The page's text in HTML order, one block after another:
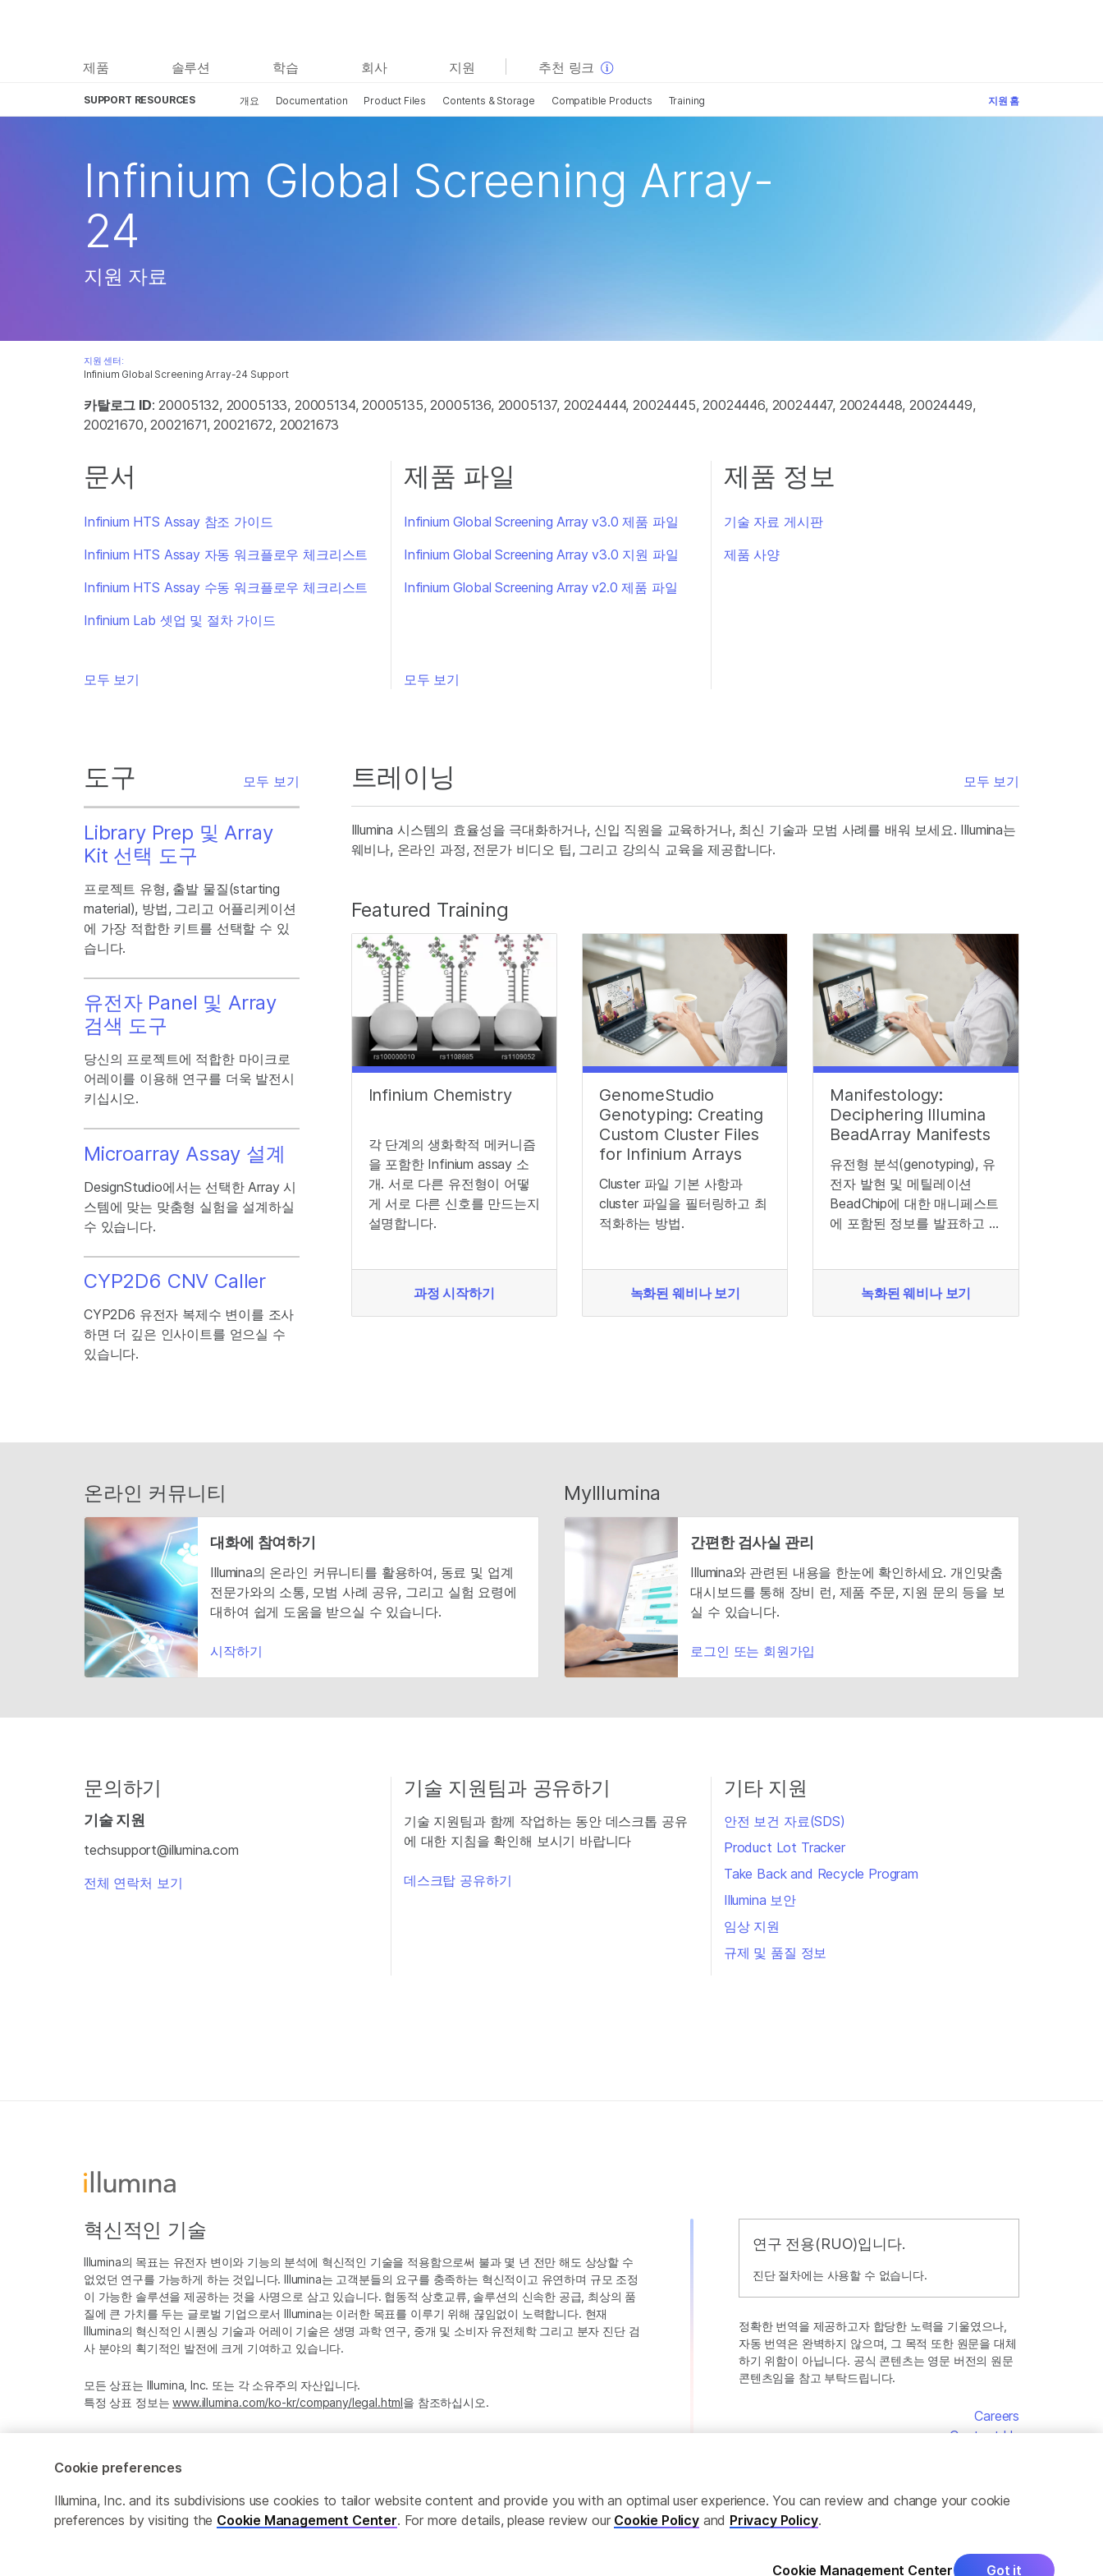
제품 솔루션 학습 회사 지원 추천 링크
SUPPORT RESOURCES 개요 Documentation Product Files Contents & Storage Compatible Products Training 지원 홈
Infinium Global Screening Array-24 Support
Infinium Global Screening Array-
24
지원 자료
지원 센터:
카탈로그 ID: 20005132, 20005133, 20005134, 20005135, 20005136, 20005137, 20024444, 20024445, 20024446, 20024447, 20024448, 20024449,
20021670, 20021671, 20021672, 20021673
문서
Infinium HTS Assay 참조 가이드
Infinium HTS Assay 자동 워크플로우 체크리스트
Infinium HTS Assay 수동 워크플로우 체크리스트
Infinium Lab 셋업 및 절차 가이드
모두 보기
제품 파일
Infinium Global Screening Array v3.0 제품 파일
Infinium Global Screening Array v3.0 지원 파일
Infinium Global Screening Array v2.0 제품 파일
모두 보기
제품 정보
기술 자료 게시판
제품 사양
도구 모두 보기
Library Prep 및 Array
Kit 선택 도구
프로젝트 유형, 출발 물질(starting
material), 방법, 그리고 어플리케이션
에 가장 적합한 키트를 선택할 수 있
습니다.
유전자 Panel 및 Array
검색 도구
당신의 프로젝트에 적합한 마이크로
어레이를 이용해 연구를 더욱 발전시
키십시오.
Microarray Assay 설계
DesignStudio에서는 선택한 Array 시
스템에 맞는 맞춤형 실험을 설계하실
수 있습니다.
CYP2D6 CNV Caller
CYP2D6 유전자 복제수 변이를 조사
하면 더 깊은 인사이트를 얻으실 수
있습니다.
트레이닝 모두 보기
Illumina 시스템의 효율성을 극대화하거나, 신입 직원을 교육하거나, 최신 기술과 모범 사례를 배워 보세요. Illumina는
웨비나, 온라인 과정, 전문가 비디오 팁, 그리고 강의식 교육을 제공합니다.
Featured Training
Infinium Chemistry
각 단계의 생화학적 메커니즘
을 포함한 Infinium assay 소
개. 서로 다른 유전형이 어떻
게 서로 다른 신호를 만드는지
설명합니다.
과정 시작하기
GenomeStudio
Genotyping: Creating
Custom Cluster Files
for Infinium Arrays
Cluster 파일 기본 사항과
cluster 파일을 필터링하고 최
적화하는 방법.
녹화된 웨비나 보기
Manifestology:
Deciphering Illumina
BeadArray Manifests
유전형 분석(genotyping), 유
전자 발현 및 메틸레이션
BeadChip에 대한 매니페스트
에 포함된 정보를 발표하고 토
녹화된 웨비나 보기
온라인 커뮤니티
대화에 참여하기
Illumina의 온라인 커뮤니티를 활용하여, 동료 및 업계
전문가와의 소통, 모범 사례 공유, 그리고 실험 요령에
대하여 쉽게 도움을 받으실 수 있습니다.
시작하기
MyIllumina
간편한 검사실 관리
Illumina와 관련된 내용을 한눈에 확인하세요. 개인맞춤
대시보드를 통해 장비 런, 제품 주문, 지원 문의 등을 보
실 수 있습니다.
로그인 또는 회원가입
문의하기
기술 지원
techsupport@illumina.com
전체 연락처 보기
기술 지원팀과 공유하기
기술 지원팀과 함께 작업하는 동안 데스크톱 공유
에 대한 지침을 확인해 보시기 바랍니다
데스크탑 공유하기
기타 지원
안전 보건 자료(SDS)
Product Lot Tracker
Take Back and Recycle Program
Illumina 보안
임상 지원
규제 및 품질 정보
연구 전용(RUO)입니다.
진단 절차에는 사용할 수 없습니다.
정확한 번역을 제공하고자 합당한 노력을 기울였으나,
자동 번역은 완벽하지 않으며, 그 목적 또한 원문을 대체
하기 위함이 아닙니다. 공식 콘텐츠는 영문 버전의 원문
콘텐츠임을 참고 부탁드립니다.
혁신적인 기술
Illumina의 목표는 유전자 변이와 기능의 분석에 혁신적인 기술을 적용함으로써 불과 몇 년 전만 해도 상상할 수
없었던 연구를 가능하게 하는 것입니다. Illumina는 고객분들의 요구를 충족하는 혁신적이고 유연하며 규모 조정
이 가능한 솔루션을 제공하는 것을 사명으로 삼고 있습니다. 협동적 상호교류, 솔루션의 신속한 공급, 최상의 품
질에 큰 가치를 두는 글로벌 기업으로서 Illumina는 이러한 목표를 이루기 위해 끊임없이 노력합니다. 현재
Illumina의 혁신적인 시퀀싱 기술과 어레이 기술은 생명 과학 연구, 중개 및 소비자 유전체학 그리고 분자 진단 검
사 분야의 획기적인 발전에 크게 기여하고 있습니다.
모든 상표는 Illumina, Inc. 또는 각 소유주의 자산입니다.
특정 상표 정보는www.illumina.com/ko-kr/company/legal.html을 참조하십시오.
Careers
Contact Us
보다 관련성이 높은 콘텐츠를 확인하실 수 있습니다. 주요
관심 분야를 선택해 주세요:
암 연구
복합 질환 연구
임상 종양학 연구
Cookie preferences
Illumina, Inc. and its subdivisions use cookies to tailor website content and provide you with an optimal user experience. You can review and change your cookie
preferences by visiting the Cookie Management Center. For more details, please review our Cookie Policyand Privacy Policy.
Cookie Management Center Got it